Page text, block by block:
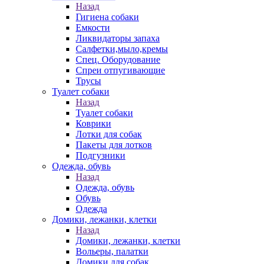
Назад
Гигиена собаки
Емкости
Ликвидаторы запаха
Салфетки,мыло,кремы
Спец. Оборудование
Спреи отпугивающие
Трусы
Туалет собаки
Назад
Туалет собаки
Коврики
Лотки для собак
Пакеты для лотков
Подгузники
Одежда, обувь
Назад
Одежда, обувь
Обувь
Одежда
Домики, лежанки, клетки
Назад
Домики, лежанки, клетки
Вольеры, палатки
Домики для собак